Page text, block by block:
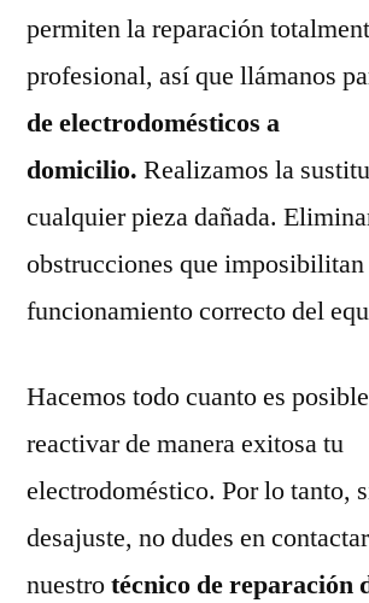
permiten la reparación
profesional, así que llámanos
de electrodomésticos a
domicilio. Realizamos la
cualquier pieza dañada.
obstrucciones que
funcionamiento correcto del
Hacemos todo cuanto es
reactivar de manera exitosa tu
electrodoméstico. Por lo tanto,
desajuste, no dudes en
nuestrotécnico de reparación